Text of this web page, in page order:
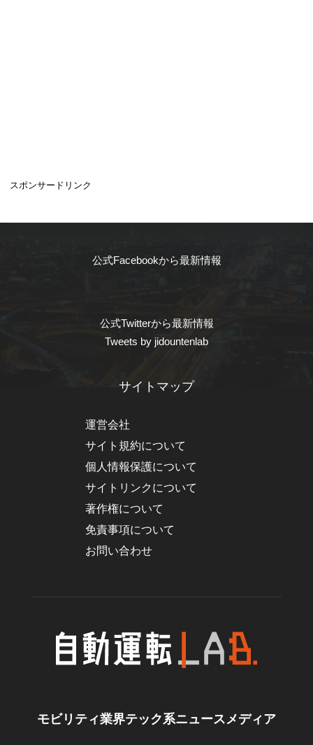
スポンサードリンク
公式Facebookから最新情報
公式Twitterから最新情報
Tweets by jidountenlab
サイトマップ
運営会社
サイト規約について
個人情報保護について
サイトリンクについて
著作権について
免責事項について
お問い合わせ
モビリティ業界テック系ニュースメディア